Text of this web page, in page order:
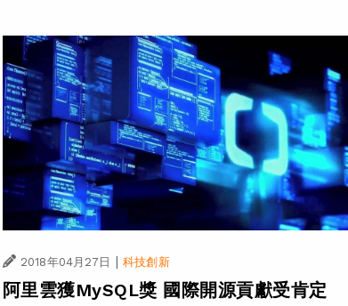
2018年04月27日 | 科技創新
阿里雲獲MySQL獎 國際開源貢獻受肯定